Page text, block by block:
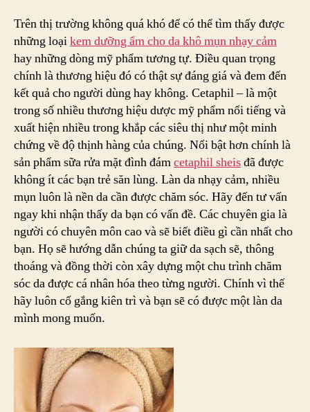
Trên thị trường không quá khó để có thể tìm thấy được
những loạikem dưỡng ẩm cho da khô mụn nhạy cảm
hay những dòng mỹ phẩm tương tự. Điều quan trọng
chính là thương hiệu đó có thật sự đáng giá và đem đến
kết quả cho người dùng hay không. Cetaphil – là một
trong số nhiều thương hiệu dược mỹ phẩm nổi tiếng và
xuất hiện nhiều trong khắp các siêu thị như một minh
chứng về độ thịnh hàng của chúng. Nổi bật hơn chính là
sản phẩm sữa rửa mặt đình đámcetaphil sheisđã được
không ít các bạn trẻ săn lùng. Làn da nhạy cảm, nhiều
mụn luôn là nền da cần được chăm sóc. Hãy đến tư vấn
ngay khi nhận thấy da bạn có vấn đề. Các chuyên gia là
người có chuyên môn cao và sẽ biết điều gì cần nhất cho
bạn. Họ sẽ hướng dẫn chúng ta giữ da sạch sẽ, thông
thoáng và đồng thời còn xây dựng một chu trình chăm
sóc da được cá nhân hóa theo từng người. Chính vì thế
hãy luôn cố gắng kiên trì và bạn sẽ có được một làn da
mình mong muốn.